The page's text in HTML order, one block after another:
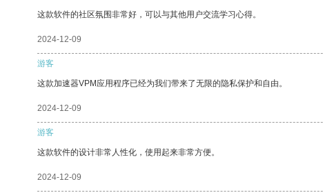
这款软件的社区氛围非常好，可以与其他用户交流学习心得。
2024-12-09
游客
这款加速器VPM应用程序已经为我们带来了无限的隐私保护和自由。
2024-12-09
游客
这款软件的设计非常人性化，使用起来非常方便。
2024-12-09